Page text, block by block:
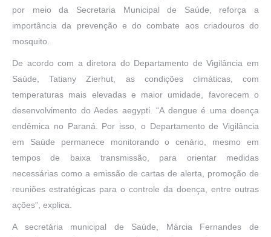
por meio da Secretaria Municipal de Saúde, reforça a
importância da prevenção e do combate aos criadouros do
mosquito.
De acordo com a diretora do Departamento de Vigilância em
Saúde, Tatiany Zierhut, as condições climáticas, com
temperaturas mais elevadas e maior umidade, favorecem o
desenvolvimento do Aedes aegypti. “A dengue é uma doença
endêmica no Paraná. Por isso, o Departamento de Vigilância
em Saúde permanece monitorando o cenário, mesmo em
tempos de baixa transmissão, para orientar medidas
necessárias como a emissão de cartas de alerta, promoção de
reuniões estratégicas para o controle da doença, entre outras
ações”, explica.
A secretária municipal de Saúde, Márcia Fernandes de